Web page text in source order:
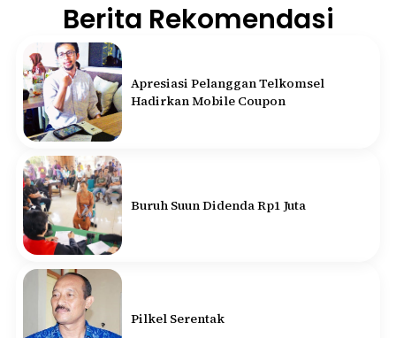
Berita Rekomendasi
Apresiasi Pelanggan Telkomsel
Hadirkan Mobile Coupon
Buruh Suun Didenda Rp1 Juta
Pilkel Serentak